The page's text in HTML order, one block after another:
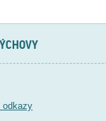
odkazy